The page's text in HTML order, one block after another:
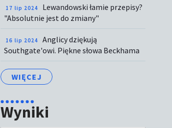
17 lip 2024
Lewandowski łamie przepisy?
"Absolutnie jest do zmiany"
16 lip 2024
Anglicy dziękują
Southgate'owi. Piękne słowa Beckhama
WIĘCEJ
Wyniki